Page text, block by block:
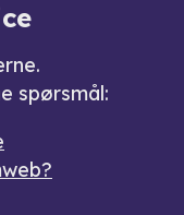
spørsmål: